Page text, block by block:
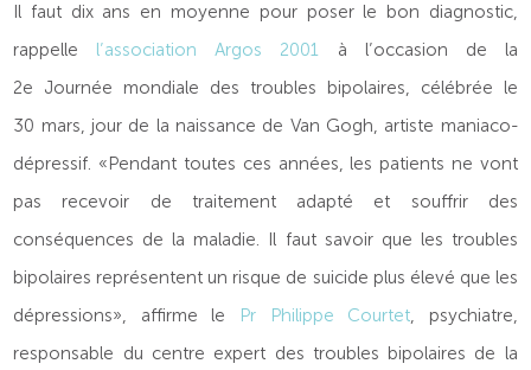
Il faut dix ans en moyenne pour poser le bon diagnostic,
rappelle l’association Argos 2001 à l’occasion de la
2e Journée mondiale des troubles bipolaires, célébrée le
30 mars, jour de la naissance de Van Gogh, artiste maniaco-
dépressif. «Pendant toutes ces années, les patients ne vont
pas recevoir de traitement adapté et souffrir des
conséquences de la maladie. Il faut savoir que les troubles
bipolaires représentent un risque de suicide plus élevé que les
dépressions», affirme le
Pr Philippe Courtet, psychiatre,
responsable du centre expert des troubles bipolaires de la